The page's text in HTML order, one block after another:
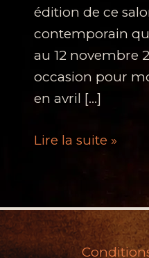
édition de ce
contemporain
au 12 novembre
occasion pour
en avril […]
Montreux
ma
nouvelle
expo
Lire la suite »